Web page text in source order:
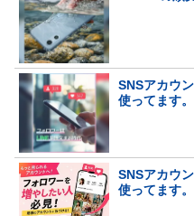
SNSアカウ
使ってます。
SNSアカウ
使ってます。